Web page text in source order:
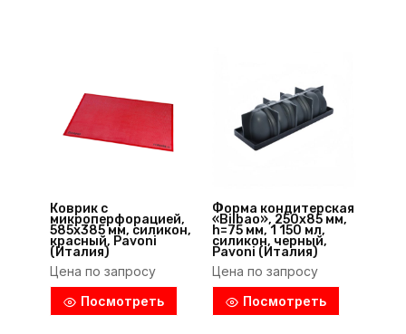
Коврик с
микроперфорацией,
585х385 мм, силикон,
красный, Pavoni
(Италия)
Цена по запросу
Посмотреть
Форма кондитерская
«Bilbao», 250х85 мм,
h=75 мм, 1 150 мл,
силикон, черный,
Pavoni (Италия)
Цена по запросу
Посмотреть